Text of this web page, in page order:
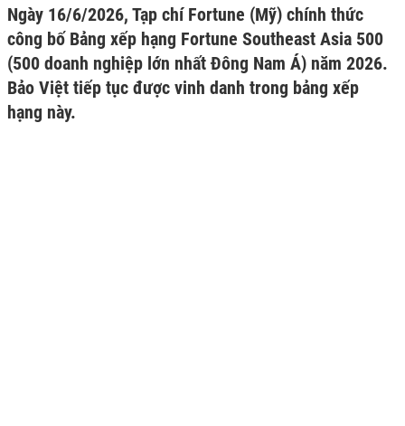
Ngày 16/6/2026, Tạp chí Fortune (Mỹ) chính thức
công bố Bảng xếp hạng Fortune Southeast Asia 500
(500 doanh nghiệp lớn nhất Đông Nam Á) năm 2026.
Bảo Việt tiếp tục được vinh danh trong bảng xếp
hạng này.